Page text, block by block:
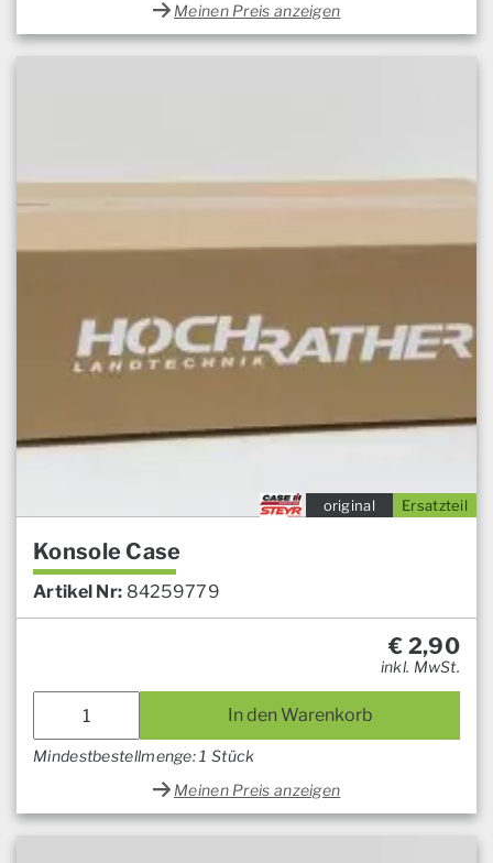
Meinen Preis anzeigen
Ersatzteil
original
Konsole Case
Artikel Nr: 84259779
€ 2,90
inkl. MwSt.
In den Warenkorb
Mindestbestellmenge: 1 Stück
Meinen Preis anzeigen